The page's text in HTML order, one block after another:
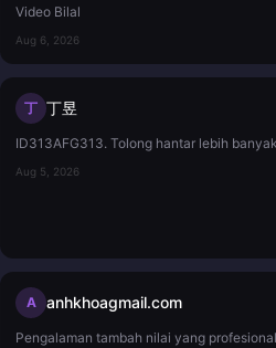
Video Bilal
Aug 6, 2026
丁 丁昱
ID313AFG313. Tolong hantar lebih
Aug 5, 2026
A anhkhoagmail.com
Pengalaman tambah nilai yang